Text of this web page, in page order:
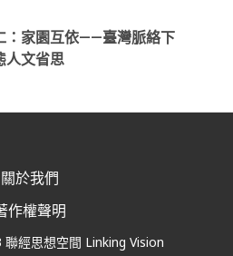
：家園互依——臺灣脈絡下
人文省思
關於我們
作權聲明
聯經思想空間 Linking Vision